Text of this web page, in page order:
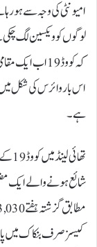
امیونٹی کی وجہ سے ہو
لوگوں کو ویکسین لگ چکی
کہ کووڈ 19 اب
اس بار وائرس کی شکل
ہے۔
شائع ہونے والے ایک